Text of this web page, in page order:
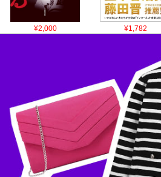
¥2,000 ¥1,782